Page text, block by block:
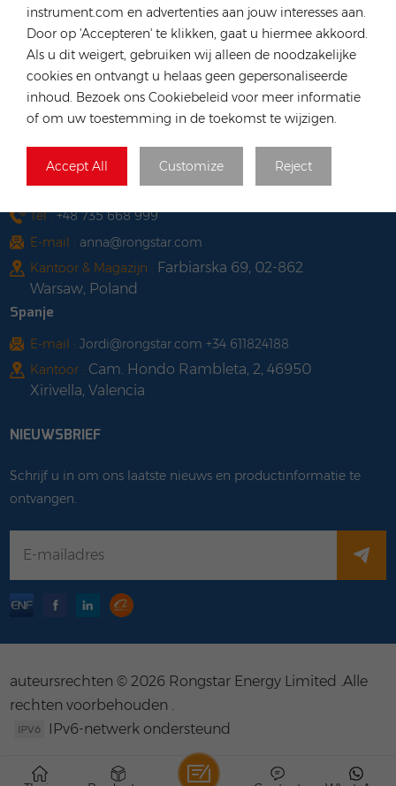
instrument.com en advertenties aan jouw interesses aan.
Door op 'Accepteren' te klikken, gaat u hiermee akkoord.
Als u dit weigert, gebruiken wij alleen de noodzakelijke
cookies en ontvangt u helaas geen gepersonaliseerde
inhoud. Bezoek ons Cookiebeleid voor meer informatie
of om uw toestemming in de toekomst te wijzigen.
Accept All Customize Reject
Vietnam
Tel : +84 522 038 896
Kantoor :102 Phung Van Cung Street,Ward 7,
Phu Nhuan District, HoChi
7, Ho Chi Minh City, Vietnam
Polen
Tel :+48 735 668 999
E-mail : anna@rongstar.com
Kantoor & Magazijn : Farbiarska 69, 02-862
Warsaw, Poland
Spanje
E-mail : Jordi@rongstar.com +34 611824188
Kantoor : Cam. Hondo Rambleta, 2, 46950
Xirivella, Valencia
NIEUWSBRIEF
Schrijf u in om ons laatste nieuws en productinformatie te
ontvangen.
auteursrechten © 2026 Rongstar Energy Limited .Alle
rechten voorbehouden .
IPv6-netwerk ondersteund